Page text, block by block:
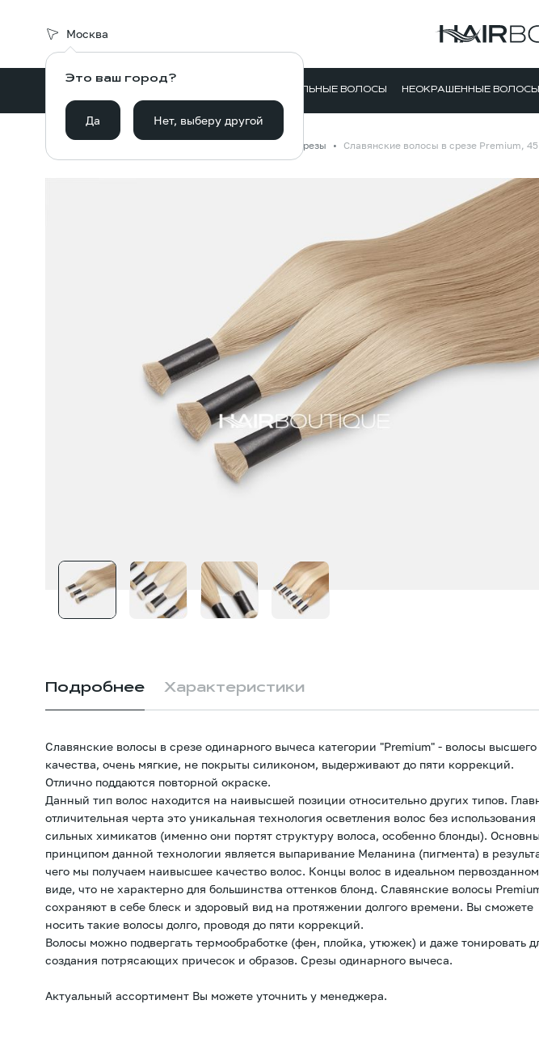
Москва
Это ваш город?
Да Нет, выберу другой
НАТУРАЛЬНЫЕ ВОЛОСЫ НЕОКРАШЕННЫЕ ВОЛОСЫ
Срезы Славянские волосы в срезе Premium,
Подробнее Характеристики
Славянские волосы в срезе одинарного вычеса категории "Premium" - волосы высшего
качества, очень мягкие, не покрыты силиконом, выдерживают до пяти коррекций.
Отлично поддаются повторной окраске.
Данный тип волос находится на наивысшей позиции относительно других типов.
отличительная черта это уникальная технология осветления волос без использования
сильных химикатов (именно они портят структуру волоса, особенно блонды).
принципом данной технологии является выпаривание Меланина (пигмента) в
чего мы получаем наивысшее качество волос. Концы волос в идеальном первозданном
виде, что не характерно для большинства оттенков блонд. Славянские волосы
сохраняют в себе блеск и здоровый вид на протяжении долгого времени. Вы сможете
носить такие волосы долго, проводя до пяти коррекций.
Волосы можно подвергать термообработке (фен, плойка, утюжек) и даже тонировать
создания потрясающих причесок и образов. Срезы одинарного вычеса.
Актуальный ассортимент Вы можете уточнить у менеджера.